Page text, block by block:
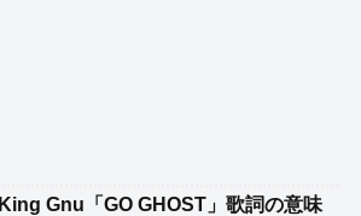
King Gnu「GO GHOST」歌詞の意味